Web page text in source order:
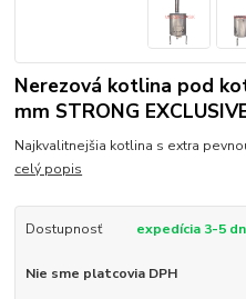
Nerezová kotlina pod
mm STRONG
Najkvalitnejšia kotlina s extra
celý popis
Dostupnosť expedícia 3-5
Nie sme platcovia DPH